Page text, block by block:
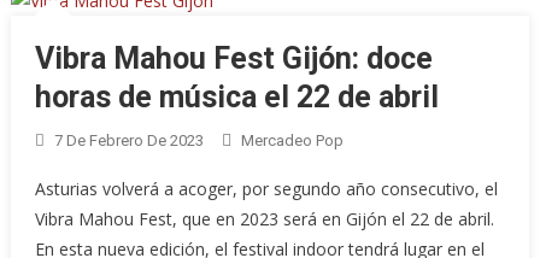
Vibra Mahou Fest Gijón: doce
horas de música el 22 de abril
7 De Febrero De 2023 Mercadeo Pop
Asturias volverá a acoger, por segundo año consecutivo, el
Vibra Mahou Fest, que en 2023 será en Gijón el 22 de abril.
En esta nueva edición, el festival indoor tendrá lugar en el